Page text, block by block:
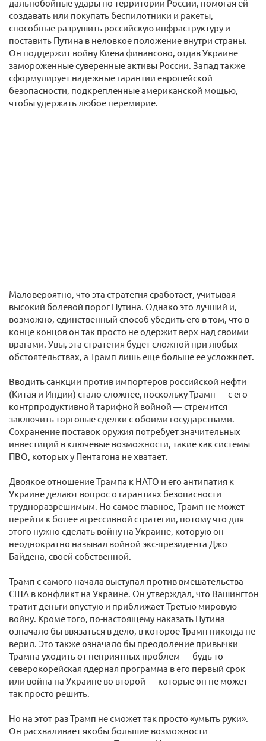
дальнобойные удары по территории России, помогая ей
создавать или покупать беспилотники и ракеты,
способные разрушить российскую инфраструктуру и
поставить Путина в неловкое положение внутри страны.
Он поддержит войну Киева финансово, отдав Украине
замороженные суверенные активы России. Запад также
сформулирует надежные гарантии европейской
безопасности, подкрепленные американской мощью,
чтобы удержать любое перемирие.
Маловероятно, что эта стратегия сработает, учитывая
высокий болевой порог Путина. Однако это лучший и,
возможно, единственный способ убедить его в том, что в
конце концов он так просто не одержит верх над своими
врагами. Увы, эта стратегия будет сложной при любых
обстоятельствах, а Трамп лишь еще больше ее усложняет.
Вводить санкции против импортеров российской нефти
(Китая и Индии) стало сложнее, поскольку Трамп — с его
контрпродуктивной тарифной войной — стремится
заключить торговые сделки с обоими государствами.
Сохранение поставок оружия потребует значительных
инвестиций в ключевые возможности, такие как системы
ПВО, которых у Пентагона не хватает.
Двоякое отношение Трампа к НАТО и его антипатия к
Украине делают вопрос о гарантиях безопасности
трудноразрешимым. Но самое главное, Трамп не может
перейти к более агрессивной стратегии, потому что для
этого нужно сделать войну на Украине, которую он
неоднократно называл войной экс-президента Джо
Байдена, своей собственной.
Трамп с самого начала выступал против вмешательства
США в конфликт на Украине. Он утверждал, что Вашингтон
тратит деньги впустую и приближает Третью мировую
войну. Кроме того, по-настоящему наказать Путина
означало бы ввязаться в дело, в которое Трамп никогда не
верил. Это также означало бы преодоление привычки
Трампа уходить от неприятных проблем — будь то
северокорейская ядерная программа в его первый срок
или война на Украине во второй — которые он не может
так просто решить.
Но на этот раз Трамп не сможет так просто «умыть руки».
Он расхваливает якобы большие возможности